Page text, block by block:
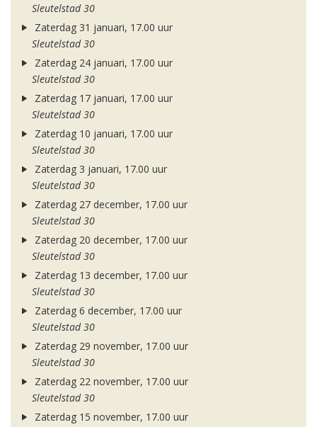
Sleutelstad 30
Zaterdag 31 januari, 17.00 uur
Sleutelstad 30
Zaterdag 24 januari, 17.00 uur
Sleutelstad 30
Zaterdag 17 januari, 17.00 uur
Sleutelstad 30
Zaterdag 10 januari, 17.00 uur
Sleutelstad 30
Zaterdag 3 januari, 17.00 uur
Sleutelstad 30
Zaterdag 27 december, 17.00 uur
Sleutelstad 30
Zaterdag 20 december, 17.00 uur
Sleutelstad 30
Zaterdag 13 december, 17.00 uur
Sleutelstad 30
Zaterdag 6 december, 17.00 uur
Sleutelstad 30
Zaterdag 29 november, 17.00 uur
Sleutelstad 30
Zaterdag 22 november, 17.00 uur
Sleutelstad 30
Zaterdag 15 november, 17.00 uur